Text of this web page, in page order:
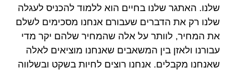
שלנו. האתגר שלנו בחיים הוא ללמוד להכניס לעגלה
שלנו רק את הדברים שעבורם אנחנו מסכימים לשלם
את המחיר, לוותר על אלה שהמחיר שלהם יקר מדי
עבורנו ולאזן בין המשאבים שאנחנו מוציאים לאלה
שאנחנו מקבלים. אנחנו רוצים לחיות בשקט ובשלווה